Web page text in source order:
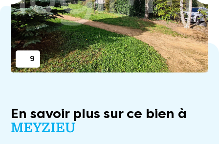
9
En savoir plus sur ce bien à
MEYZIEU